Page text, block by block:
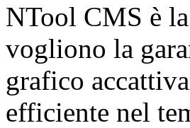
NTool CMS è
vogliono la
grafico
efficiente nel